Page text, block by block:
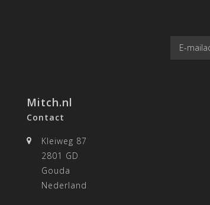
Mitch.nl
Contact
Kleiweg 87
2801 GD
Gouda
Nederland